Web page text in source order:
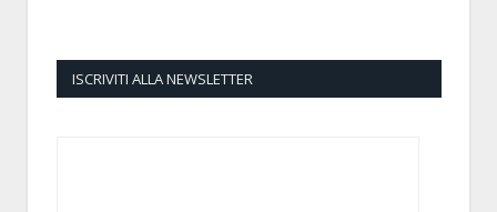
ISCRIVITI ALLA NEWSLETTER